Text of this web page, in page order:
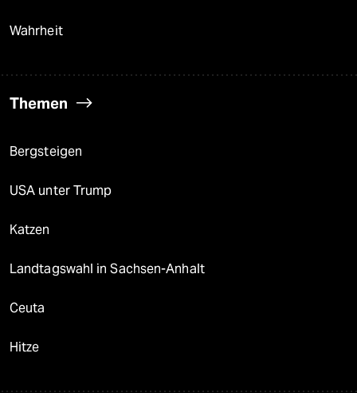
Wahrheit
Themen
Bergsteigen
USA unter Trump
Katzen
Landtagswahl in Sachsen-Anhalt
Ceuta
Hitze